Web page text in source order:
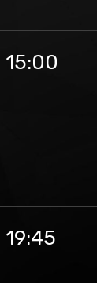
15:00
19:45